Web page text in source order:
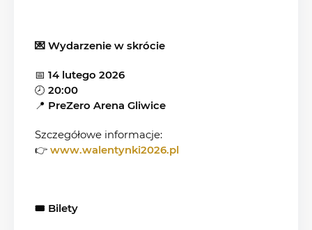
💌 Wydarzenie w skrócie
📅 14 lutego 2026
🕗 20:00
📍 PreZero Arena Gliwice
Szczegółowe informacje:
👉 www.walentynki2026.pl
🎟 Bilety